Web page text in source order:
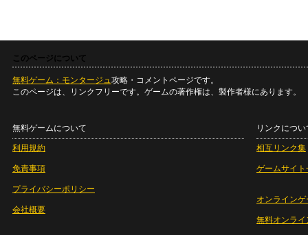
このページについて
無料ゲーム：モンタージュ攻略・コメントページです。
このページは、リンクフリーです。ゲームの著作権は、製作者様にあります。
無料ゲームについて
利用規約
免責事項
プライバシーポリシー
会社概要
リンクについ
相互リンク集
ゲームサイト
オンラインゲ
無料オンライ